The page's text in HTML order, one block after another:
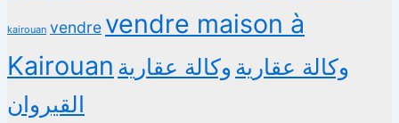
kairouan vendre vendre maison à
Kairouan
وكالة عقارية وكالة عقارية
القيروان